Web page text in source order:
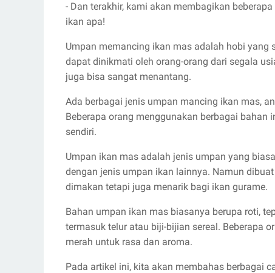
- Dan terakhir, kami akan membagikan
ikan apa!
Umpan memancing ikan mas adalah hobi yang
dapat dinikmati oleh orang-orang dari segala
juga bisa sangat menantang.
Ada berbagai jenis umpan mancing ikan mas,
Beberapa orang menggunakan berbagai
sendiri.
Umpan ikan mas adalah jenis umpan yang
dengan jenis umpan ikan lainnya. Namun
dimakan tetapi juga menarik bagi ikan gurame.
Bahan umpan ikan mas biasanya berupa roti,
termasuk telur atau biji-bijian sereal. Beberapa
merah untuk rasa dan aroma.
Pada artikel ini, kita akan membahas berbagai